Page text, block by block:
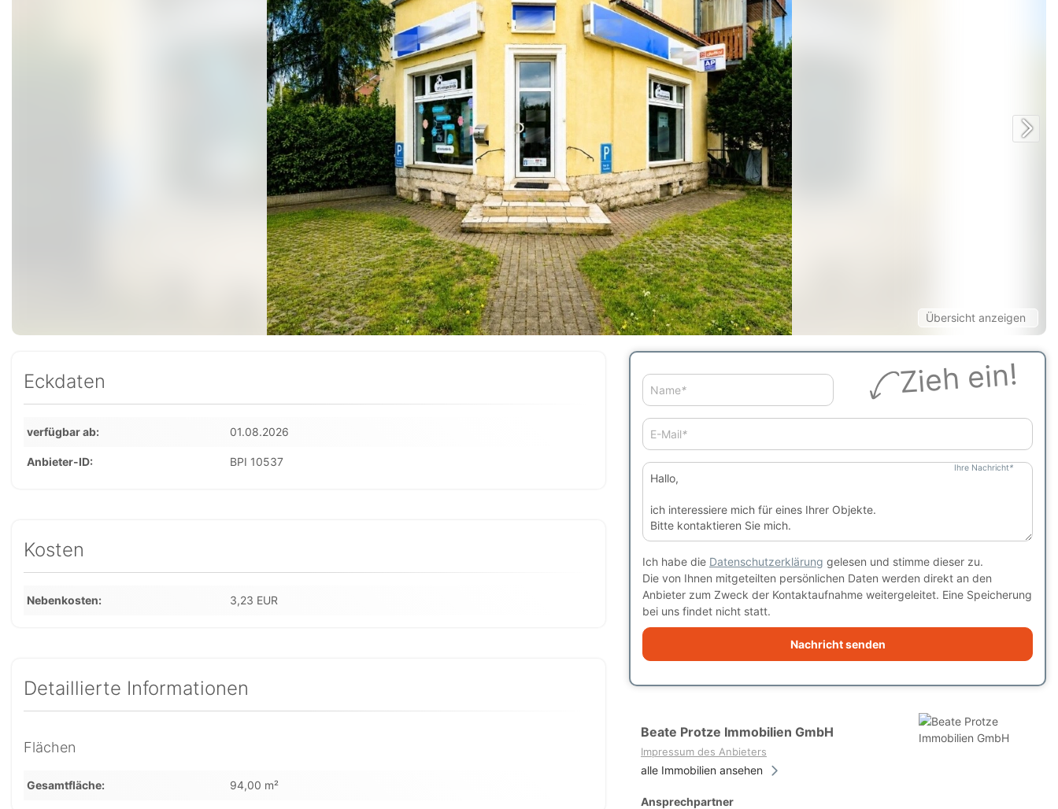
Übersicht anzeigen
Zieh ein!
Name*
E-Mail*
Ihre Nachricht*
Ich habe die Datenschutzerklärung gelesen und stimme dieser zu.
Die von Ihnen mitgeteilten persönlichen Daten werden direkt an den
Anbieter zum Zweck der Kontaktaufnahme weitergeleitet. Eine Speicherung
bei uns findet nicht statt.
Nachricht senden
Beate Protze Immobilien GmbH
Impressum des Anbieters
alle Immobilien ansehen
Ansprechpartner
Eckdaten
verfügbar ab 01.08.2026
Anbieter-ID BPI 10537
Kosten
Nebenkosten 3,23 EUR
Detaillierte Informationen
Flächen
Gesamtfläche 94,00 m²